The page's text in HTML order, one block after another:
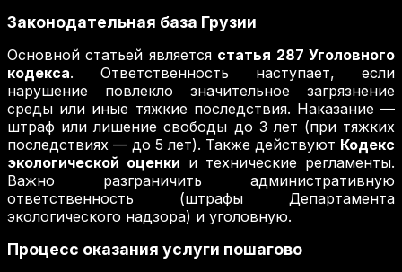
Законодательная база Грузии
Основной статьей является статья 287 Уголовного
кодекса. Ответственность наступает, если
нарушение повлекло значительное загрязнение
среды или иные тяжкие последствия. Наказание —
штраф или лишение свободы до 3 лет (при тяжких
последствиях — до 5 лет). Также действуют Кодекс
экологической оценки и технические регламенты.
Важно разграничить административную
ответственность (штрафы Департамента
экологического надзора) и уголовную.
Процесс оказания услуги пошагово